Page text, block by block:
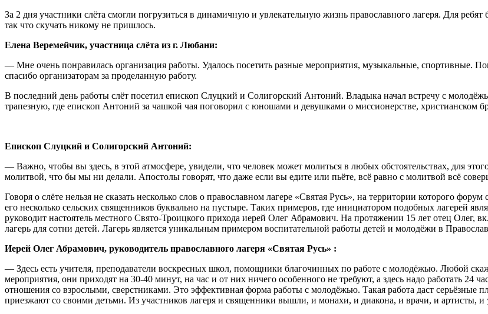
За 2 дня участники слёта смогли погрузиться в динамичную и увлекательную жизнь православного лагеря. Для
так что скучать никому не пришлось.
Елена Веремейчик, участница слёта из г. Любани:
— Мне очень понравилась организация работы. Удалось посетить разные мероприятия, музыкальные, спортивные.
спасибо организаторам за проделанную работу.
В последний день работы слёт посетил епископ Слуцкий и Солигорский Антоний. Владыка начал встречу с
трапезную, где епископ Антоний за чашкой чая поговорил с юношами и девушками о миссионерстве, христианском
Епископ Слуцкий и Солигорский Антоний:
— Важно, чтобы вы здесь, в этой атмосфере, увидели, что человек может молиться в любых обстоятельствах, для
молитвой, что бы мы ни делали. Апостолы говорят, что даже если вы едите или пьёте, всё равно с молитвой всё
Говоря о слёте нельзя не сказать несколько слов о православном лагере «Святая Русь», на территории которого
его несколько сельских священников буквально на пустыре. Таких примеров, где инициатором подобных лагерей
руководит настоятель местного Свято-Троицкого прихода иерей Олег Абрамович. На протяжении 15 лет отец Олег,
лагерь для сотни детей. Лагерь является уникальным примером воспитательной работы детей и молодёжи в
Иерей Олег Абрамович, руководитель православного лагеря «Святая Русь» :
— Здесь есть учителя, преподаватели воскресных школ, помощники благочинных по работе с молодёжью. Любой
мероприятия, они приходят на 30-40 минут, на час и от них ничего особенного не требуют, а здесь надо работать 24
отношения со взрослыми, сверстниками. Это эффективная форма работы с молодёжью. Такая работа даст серьёзные
приезжают со своими детьми. Из участников лагеря и священники вышли, и монахи, и диакона, и врачи, и артисты, и